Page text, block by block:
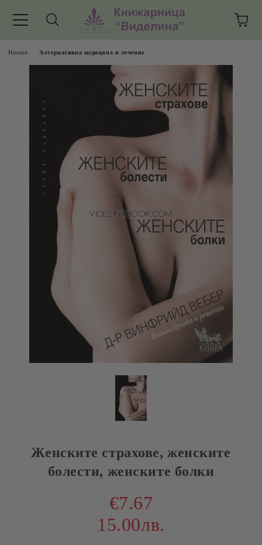
Начало Алтернативна медицина и лечение
Женските страхове, женските
болести, женските болки
€7.67
15.00лв.